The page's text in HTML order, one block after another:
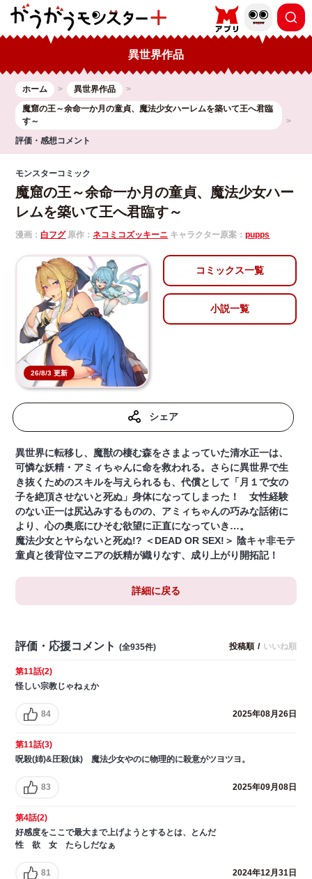
異世界作品
ホーム
異世界作品
魔窟の王～余命一か月の童貞、魔法少女ハーレムを築いて王へ君臨
す～
評価・感想コメント
モンスターコミック
魔窟の王～余命一か月の童貞、魔法少女ハー
レムを築いて王へ君臨す～
漫画：白フグ原作：ネコミコズッキーニ キャラクター原案：pupps
26/8/3 更新
コミックス一覧
小説一覧
シェア
異世界に転移し、魔獣の棲む森をさまよっていた清水正一は、
可憐な妖精・アミィちゃんに命を救われる。さらに異世界で生
き抜くためのスキルを与えられるも、代償として「月１で女の
子を絶頂させないと死ぬ」身体になってしまった！ 女性経験
のない正一は尻込みするものの、アミィちゃんの巧みな話術に
より、心の奥底にひそむ欲望に正直になっていき…。
魔法少女とヤらないと死ぬ!? ＜DEAD OR SEX!＞ 陰キャ非モテ
童貞と後背位マニアの妖精が織りなす、成り上がり開拓記！
詳細に戻る
評価・応援コメント (全935件) 投稿順 / いいね順
第11話(2)
怪しい宗教じゃねぇか
84 2025年08月26日
第11話(3)
呪殺(姉)&圧殺(妹) 魔法少女やのに物理的に殺意がツヨツヨ。
83 2025年09月08日
第4話(2)
好感度をここで最大まで上げようとするとは、とんだ
性 欲 女 たらしだなぁ
81 2024年12月31日